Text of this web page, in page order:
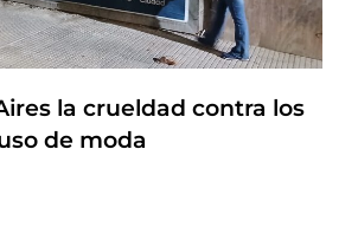
la crueldad contra los
de moda